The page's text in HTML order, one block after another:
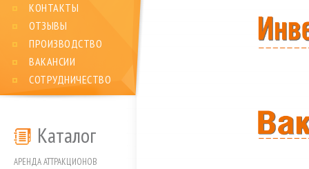
КОНТАКТЫ
ОТЗЫВЫ
ПРОИЗВОДСТВО
ВАКАНСИИ
СОТРУДНИЧЕСТВО
Каталог
АРЕНДА АТТРАКЦИОНОВ